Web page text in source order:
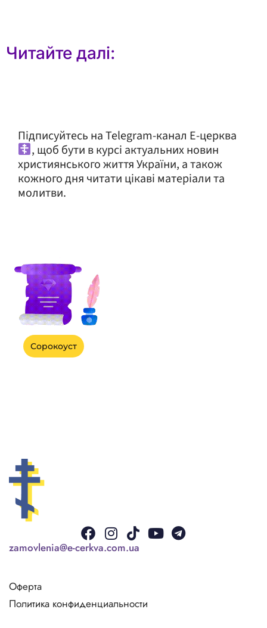
Читайте далі:
Підписуйтесь на Telegram-канал Е-церква
, щоб бути в курсі актуальних новин
християнського життя України, а також
кожного дня читати цікаві матеріали та
молитви.
Сорокоуст
Facebook
Instagram
TiktokYoutubeTelegram
zamovlenia@e-cerkva.com.ua
Оферта
Политика конфиденциальности